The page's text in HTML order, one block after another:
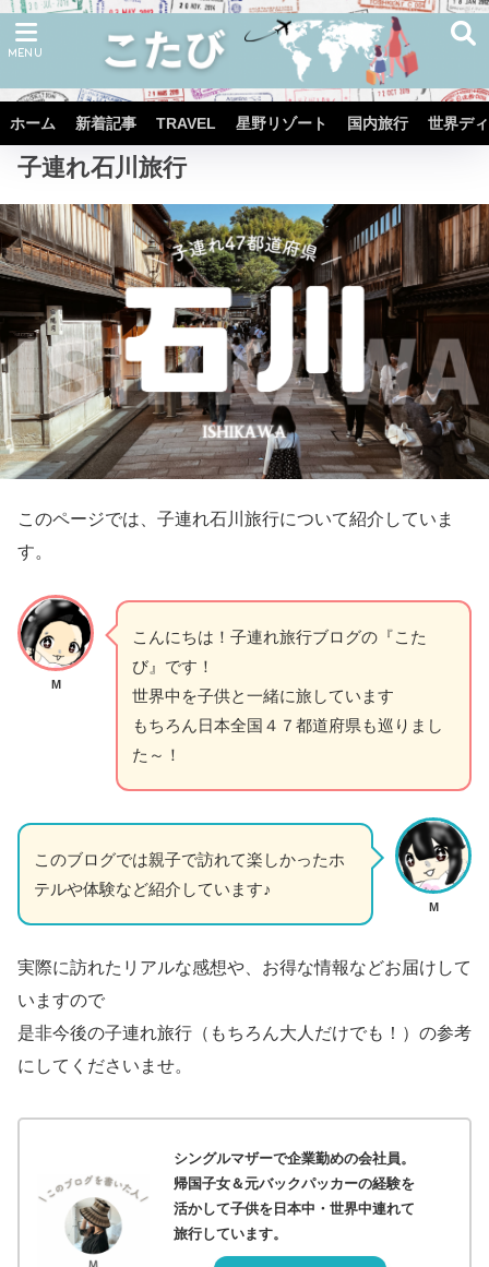
ホーム 新着記事 TRAVEL 星野リゾート 国内旅行 世界デ
ホーム 子連れ国内旅行 子連れ中部・北陸エリア旅行
子連れ石川旅行
このページでは、子連れ石川旅行について紹介していま
す。
M
こんにちは！子連れ旅行ブログの『こた
び』です！
世界中を子供と一緒に旅しています
もちろん日本全国４７都道府県も巡りまし
た～！
M
このブログでは親子で訪れて楽しかったホ
テルや体験など紹介しています♪
実際に訪れたリアルな感想や、お得な情報などお届けして
いますので
是非今後の子連れ旅行（もちろん大人だけでも！）の参考
にしてくださいませ。
シングルマザーで企業勤めの会社員。
帰国子女＆元バックパッカーの経験を
活かして子供を日本中・世界中連れて
旅行しています。